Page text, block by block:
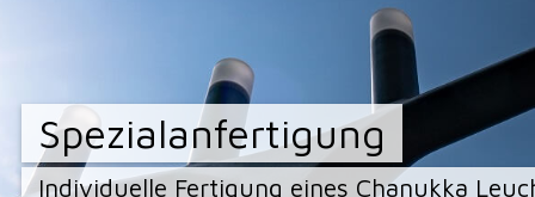
Spezialanfertigung
Individuelle Fertigung eines Chanukka